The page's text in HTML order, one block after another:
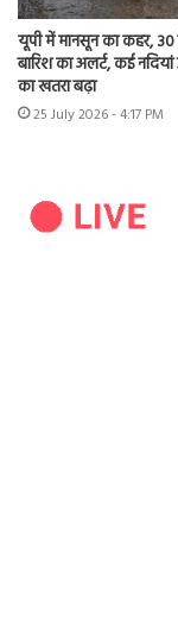
यूपी में मानसून का कहर, 30
बारिश का अलर्ट, कई
का खतरा बढ़ा
25 July 2026 - 4:17 PM